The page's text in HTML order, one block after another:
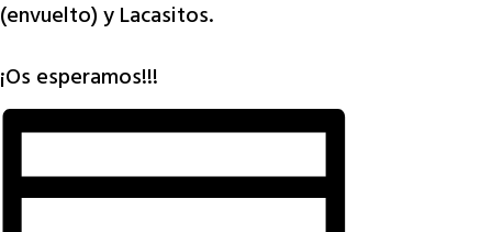
(envuelto) y Lacasitos.
¡Os esperamos!!!